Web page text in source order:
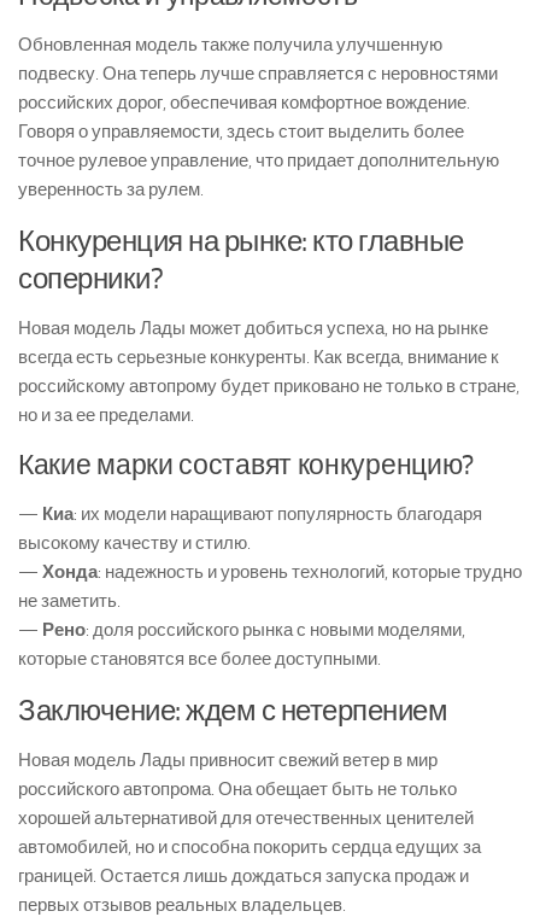
Обновленная модель также получила улучшенную
подвеску. Она теперь лучше справляется с неровностями
российских дорог, обеспечивая комфортное вождение.
Говоря о управляемости, здесь стоит выделить более
точное рулевое управление, что придает дополнительную
уверенность за рулем.
Конкуренция на рынке: кто главные
соперники?
Новая модель Лады может добиться успеха, но на рынке
всегда есть серьезные конкуренты. Как всегда, внимание к
российскому автопрому будет приковано не только в стране,
но и за ее пределами.
Какие марки составят конкуренцию?
— Киа: их модели наращивают популярность благодаря
высокому качеству и стилю.
— Хонда: надежность и уровень технологий, которые трудно
не заметить.
— Рено: доля российского рынка с новыми моделями,
которые становятся все более доступными.
Заключение: ждем с нетерпением
Новая модель Лады привносит свежий ветер в мир
российского автопрома. Она обещает быть не только
хорошей альтернативой для отечественных ценителей
автомобилей, но и способна покорить сердца едущих за
границей. Остается лишь дождаться запуска продаж и
первых отзывов реальных владельцев.